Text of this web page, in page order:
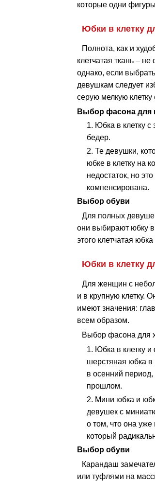
которые одни
Юбки в клетку
Полнота, как и
клетчатая ткань –
однако, если
девушкам следует
серую мелкую
Выбор фасона для
Юбка в клетку
бедер.
Те девушки,
юбке в клетку на
недостаток, но
компенсирована.
Выбор обуви
Для полных
они выбирают юбку в
этого клетчатая
Юбки в клетку
Для женщин с
и в крупную клетку.
имеют значения:
всем образом.
Выбор фасона для
Юбка в клетку и
шерстяная юбка в
в осенний период,
прошлом.
Мини юбка и
девушек с
о том, что она уже
который
Выбор обуви
Карандаш
или туфлями на